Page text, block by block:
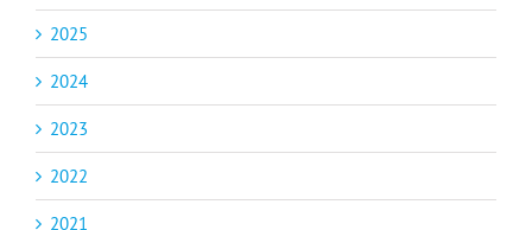
2025
2024
2023
2022
2021